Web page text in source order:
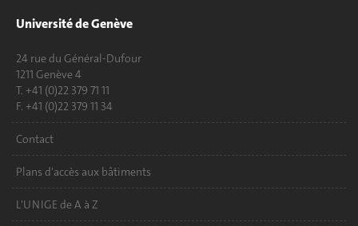
Université de Genève
24 rue du Général-Dufour
1211 Genève 4
T. +41 (0)22 379 71 11
F. +41 (0)22 379 11 34
Contact
Plans d'accès aux bâtiments
L'UNIGE de A à Z